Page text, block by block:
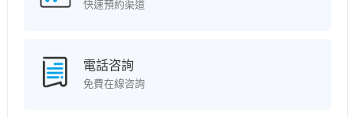
快速預約渠道
電話咨詢
免費在線咨詢